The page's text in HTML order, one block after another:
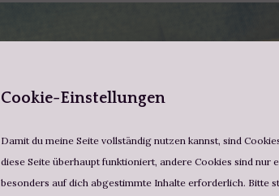
Cookie-Einstellungen
Damit du meine Seite vollständig nutzen kannst, sind
diese Seite überhaupt funktioniert, andere Cookies sind
besonders auf dich abgestimmte Inhalte erforderlich. Bitte